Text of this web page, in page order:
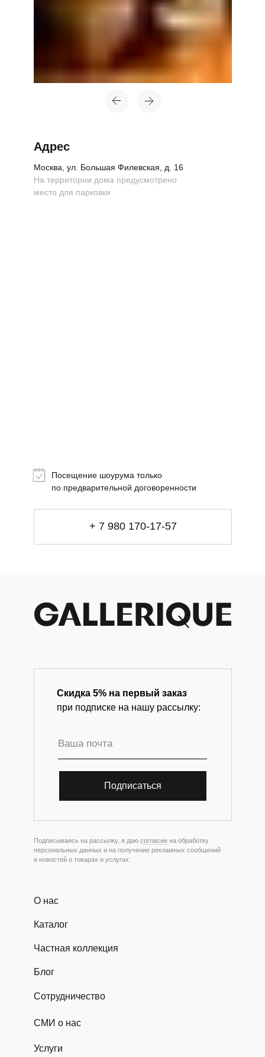
+ 7 980 170-17-57
Посещение шоурума только
по предварительной договоренности
Москва, ул. Большая Филевская, д. 16
Адрес
На территории дома предусмотрено
место для парковки
Скидка 5% на первый заказ
при подписке на нашу рассылку:
Магазин-галерея винтажных предметов и
Подписываясь на рассылку, я даю согласие на обработку
персональных данных и на получение рекламных сообщений
и новостей о товарах и услугах.
Каталог
О нас
Блог
Частная коллекция
Сотрудничество
+ 7 980 170-17-57
Услуги
СМИ о нас
Подписаться